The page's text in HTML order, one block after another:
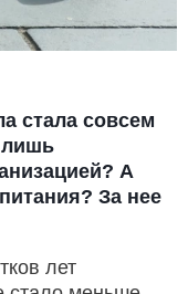
стала совсем
А
За нее
лет